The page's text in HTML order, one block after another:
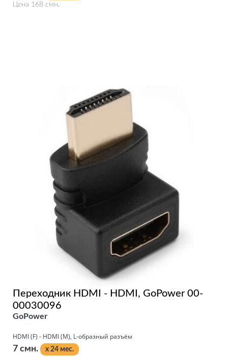
Цена 168 смн.
Переходник HDMI - HDMI, GoPower 00-
00030096
GoPower
HDMI (F) - HDMI (M), L-образный разъём
7 смн.
x 24 мес.